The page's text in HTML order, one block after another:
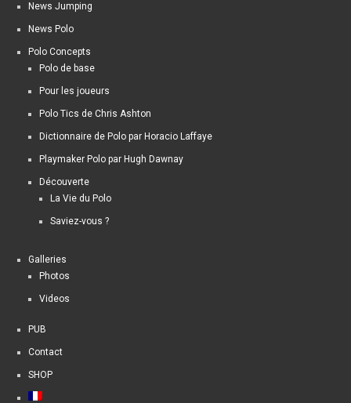
News Jumping
News Polo
Polo Concepts
Polo de base
Pour les joueurs
Polo Tics de Chris Ashton
Dictionnaire de Polo par Horacio Laffaye
Playmaker Polo par Hugh Dawnay
Découverte
La Vie du Polo
Saviez-vous ?
Galleries
Photos
Videos
PUB
Contact
SHOP